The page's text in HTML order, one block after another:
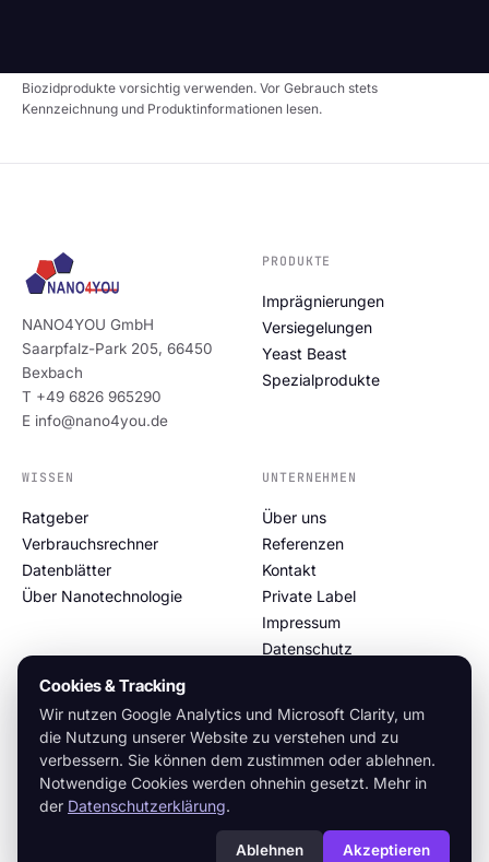
Biozidprodukte vorsichtig verwenden. Vor Gebrauch stets
Kennzeichnung und Produktinformationen lesen.
NANO4YOU GmbH
Saarpfalz-Park 205, 66450
Bexbach
T +49 6826 965290
E info@nano4you.de
PRODUKTE
Imprägnierungen
Versiegelungen
Yeast Beast
Spezialprodukte
WISSEN
Ratgeber
Verbrauchsrechner
Datenblätter
Über Nanotechnologie
UNTERNEHMEN
Über uns
Referenzen
Kontakt
Private Label
Impressum
Datenschutz
© 2026 NANO4YOU GmbH
Made in Germany · Nanotechnologie seit 1998 · v.2026.05.31
Cookies & Tracking
Wir nutzen Google Analytics und Microsoft Clarity, um
die Nutzung unserer Website zu verstehen und zu
verbessern. Sie können dem zustimmen oder ablehnen.
Notwendige Cookies werden ohnehin gesetzt. Mehr in
der Datenschutzerklärung.
Ablehnen Akzeptieren